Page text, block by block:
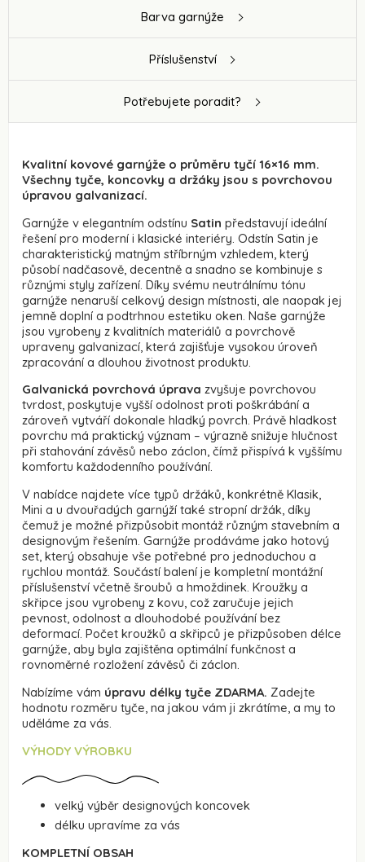
Barva garnýže
Příslušenství
Potřebujete poradit?
Kvalitní kovové garnýže o průměru tyčí 16×16 mm.
Všechny tyče, koncovky a držáky jsou s povrchovou
úpravou galvanizací.
Garnýže v elegantním odstínu Satin představují ideální
řešení pro moderní i klasické interiéry. Odstín Satin je
charakteristický matným stříbrným vzhledem, který
působí nadčasově, decentně a snadno se kombinuje s
různými styly zařízení. Díky svému neutrálnímu tónu
garnýže nenaruší celkový design místnosti, ale naopak jej
jemně doplní a podtrhnou estetiku oken. Naše garnýže
jsou vyrobeny z kvalitních materiálů a povrchově
upraveny galvanizací, která zajišťuje vysokou úroveň
zpracování a dlouhou životnost produktu.
Galvanická povrchová úprava zvyšuje povrchovou
tvrdost, poskytuje vyšší odolnost proti poškrábání a
zároveň vytváří dokonale hladký povrch. Právě hladkost
povrchu má praktický význam – výrazně snižuje hlučnost
při stahování závěsů nebo záclon, čímž přispívá k vyššímu
komfortu každodenního používání.
V nabídce najdete více typů držáků, konkrétně Klasik,
Mini a u dvouřadých garnýží také stropní držák, díky
čemuž je možné přizpůsobit montáž různým stavebním a
designovým řešením. Garnýže prodáváme jako hotový
set, který obsahuje vše potřebné pro jednoduchou a
rychlou montáž. Součástí balení je kompletní montážní
příslušenství včetně šroubů a hmoždinek. Kroužky a
skřipce jsou vyrobeny z kovu, což zaručuje jejich
pevnost, odolnost a dlouhodobé používání bez
deformací. Počet kroužků a skřipců je přizpůsoben délce
garnýže, aby byla zajištěna optimální funkčnost a
rovnoměrné rozložení závěsů či záclon.
Nabízíme vám úpravu délky tyče ZDARMA. Zadejte
hodnotu rozměru tyče, na jakou vám ji zkrátíme, a my to
uděláme za vás.
VÝHODY VÝROBKU
velký výběr designových koncovek
délku upravíme za vás
KOMPLETNÍ OBSAH